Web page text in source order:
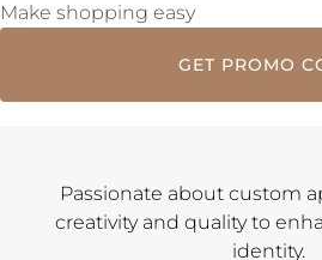
Make shopping easy
GET PROMO
Passionate about custom
creativity and quality to
identity.